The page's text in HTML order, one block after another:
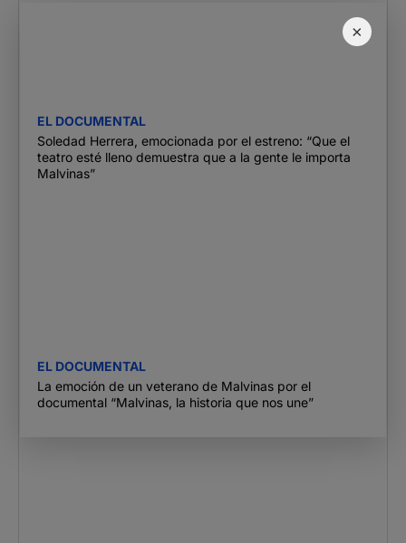
×
EL DOCUMENTAL
Soledad Herrera, emocionada por el estreno: “Que el
teatro esté lleno demuestra que a la gente le importa
Malvinas”
EL DOCUMENTAL
La emoción de un veterano de Malvinas por el
documental “Malvinas, la historia que nos une”